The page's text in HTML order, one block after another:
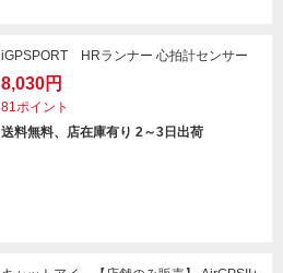
iGPSPORT HRランナー 心拍計センサー
8,030円
81ポイント
送料無料、店在庫有り 2～3日出荷